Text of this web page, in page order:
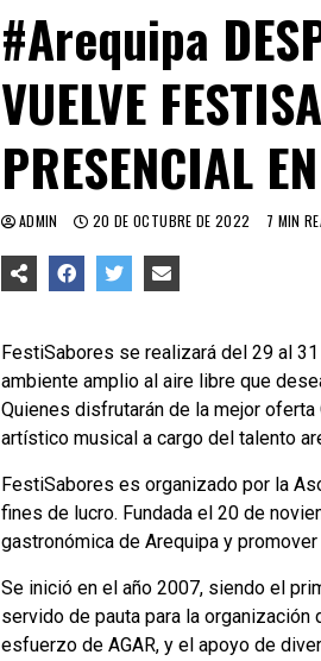
#Arequipa
VUELVE
PRESENCIAL
ADMIN 20 DE OCTUBRE DE 2022 7 MIN
FestiSabores se realizará del 29 al 31
ambiente amplio al aire libre que
Quienes disfrutarán de la mejor
artístico musical a cargo del talento
FestiSabores es organizado por la
fines de lucro. Fundada el 20 de
gastronómica de Arequipa y
Se inició en el año 2007, siendo el
servido de pauta para la
esfuerzo de AGAR, y el apoyo de